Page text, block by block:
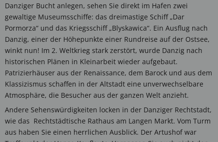
Danziger Bucht anlegen, sehen Sie direkt im Hafen zwei
gewaltige Museumsschiffe: das dreimastige Schiff „Dar
Pormorza“ und das Kriegsschiff „Blyskawica“. Ein Ausflug nach
Danzig, einer der Höhepunkte einer Rundreise auf der Ostsee,
winkt nun! Im 2. Weltkrieg stark zerstört, wurde Danzig nach
historischen Plänen in Kleinarbeit wieder aufgebaut.
Patrizierhäuser aus der Renaissance, dem Barock und aus dem
Klassizismus schaffen in der Altstadt eine unverwechselbare
Atmosphäre, die Besucher aus der ganzen Welt anzieht.
Andere Sehenswürdigkeiten locken in der Danziger Rechtstadt,
wie das Rechtstädtische Rathaus am Langen Markt. Vom Turm
aus haben Sie einen herrlichen Ausblick. Der Artushof war